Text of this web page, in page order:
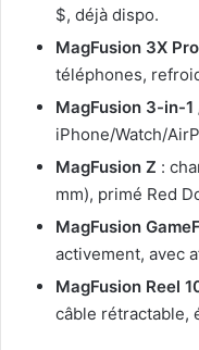
$, déjà dispo.
MagFusion 3X
téléphones,
MagFusion 3-in-1
iPhone/Watch/
MagFusion Z :
mm), primé Red
MagFusion
activement, avec
MagFusion Reel
câble rétractable,